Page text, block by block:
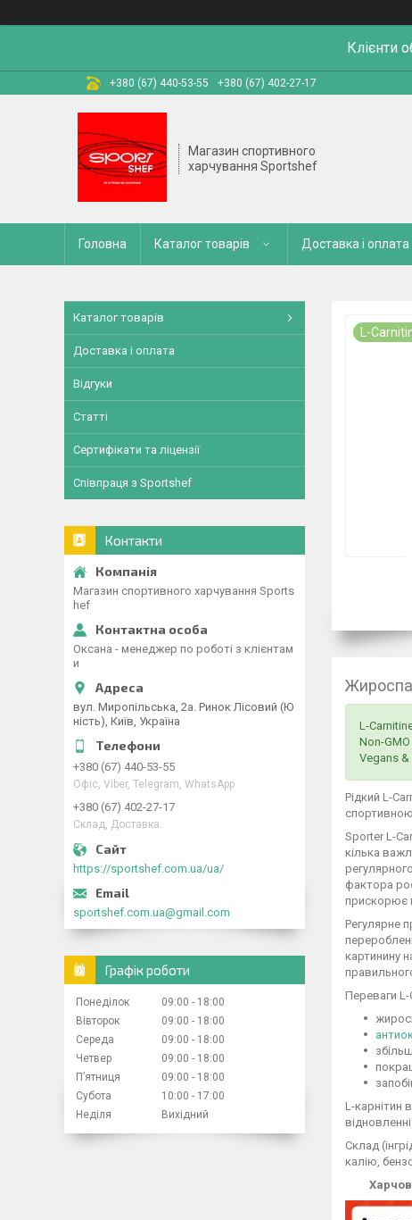
Клієнти
+380 (67) 440-53-55 +380 (67) 402-27-17
Магазин спортивного
харчування Sportshef
Головна Каталог товарів Доставка і оплата
L-
L-
Non-
Vegans
Рідкий L-
Sporter L-
кілька
фактора
прискорює
Регулярне
картинину
Переваги L-
L-карнітин
відновленні
Склад
калію,
Каталог товарів
Доставка і оплата
Відгуки
Статті
Сертифікати та ліцензії
Співпраця з Sportshef
Контакти
Магазин спортивного харчування Sports
hef
Оксана - менеджер по роботі з клієнтам
и
вул. Миропільська, 2а. Ринок Лісовий (Ю
ність), Київ, Україна
+380 (67) 440-53-55
Офіс, Viber, Telegram, WhatsApp
+380 (67) 402-27-17
Склад, Доставка.
https://sportshef.com.ua/ua/
sportshef.com.ua@gmail.com
Графік роботи
Понеділок 09:00
18:00
Вівторок
09:00
18:00
Середа
09:00
18:00
Четвер
09:00
18:00
Пʼятниця
09:00
18:00
Субота
10:00
17:00
Неділя
Вихідний